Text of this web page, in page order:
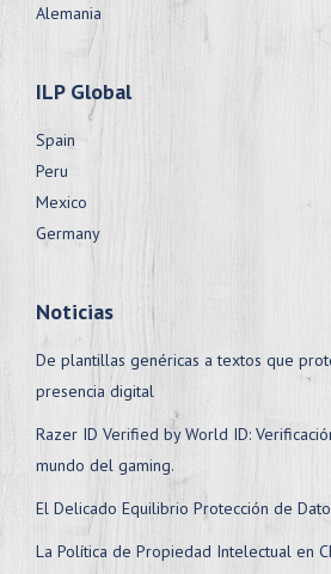
Alemania
ILP Global
Spain
Peru
Mexico
Germany
Noticias
De plantillas genéricas a textos que
presencia digital
Razer ID Verified by World ID:
mundo del gaming.
El Delicado Equilibrio Protección de
La Política de Propiedad Intelectual en